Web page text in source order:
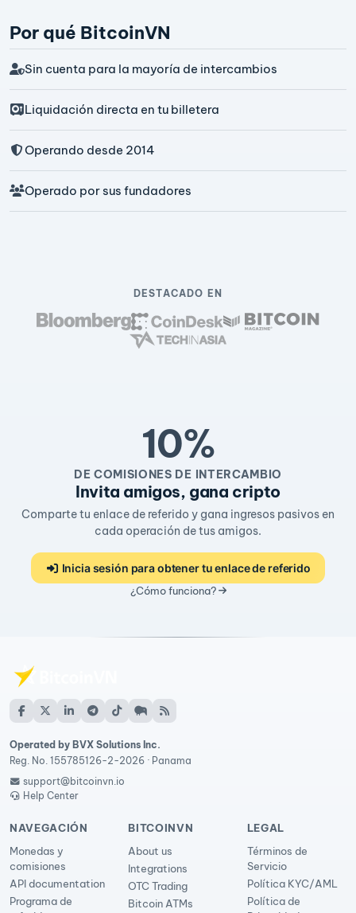
Por qué BitcoinVN
Sin cuenta para la mayoría de intercambios
Liquidación directa en tu billetera
Operando desde 2014
Operado por sus fundadores
DESTACADO EN
10%
DE COMISIONES DE INTERCAMBIO
Invita amigos, gana cripto
Comparte tu enlace de referido y gana ingresos pasivos en
cada operación de tus amigos.
Inicia sesión para obtener tu enlace de referido
¿Cómo funciona?
Operated by BVX Solutions Inc.
Reg. No. 155785126-2-2026 · Panama
support@bitcoinvn.io
Help Center
NAVEGACIÓN
Monedas y
comisiones
API documentation
Programa de
BITCOINVN
About us
Integrations
OTC Trading
Bitcoin ATMs
LEGAL
Términos de
Servicio
Política KYC/AML
Política de